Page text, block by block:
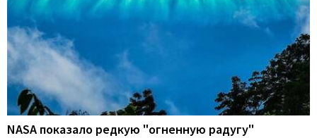
NASA показало редкую "огненную радугу"